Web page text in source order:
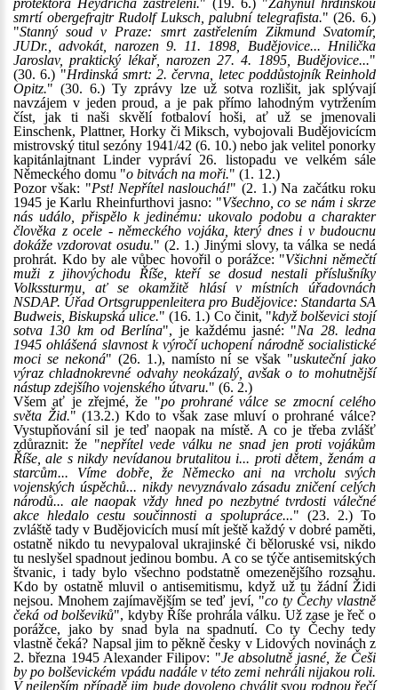
protektora Heydricha zastřeleni." (19. 6.) "Zahynul hrdinskou
smrtí obergefrajtr Rudolf Luksch, palubní telegrafista." (26. 6.)
"Stanný soud v Praze: smrt zastřelením Zikmund Svatomír,
JUDr., advokát, narozen 9. 11. 1898, Budějovice... Hnilička
Jaroslav, praktický lékař, narozen 27. 4. 1895, Budějovice..."
(30. 6.) "Hrdinská smrt: 2. června, letec poddůstojník Reinhold
Opitz." (30. 6.) Ty zprávy lze už sotva rozlišit, jak splývají
navzájem v jeden proud, a je pak přímo lahodným vytržením
číst, jak ti naši skvělí fotbaloví hoši, ať už se jmenovali
Einschenk, Plattner, Horky či Miksch, vybojovali Budějovicícm
mistrovský titul sezóny 1941/42 (6. 10.) nebo jak velitel ponorky
kapitánlajtnant Linder vypráví 26. listopadu ve velkém sále
Německého domu "o bitvách na moři." (1. 12.)
Pozor však: "Pst! Nepřítel naslouchá!" (2. 1.) Na začátku roku
1945 je Karlu Rheinfurthovi jasno: "Všechno, co se nám i skrze
nás událo, přispělo k jedinému: ukovalo podobu a charakter
člověka z ocele - německého vojáka, který dnes i v budoucnu
dokáže vzdorovat osudu." (2. 1.) Jinými slovy, ta válka se nedá
prohrát. Kdo by ale vůbec hovořil o porážce: "Všichni němečtí
muži z jihovýchodu Říše, kteří se dosud nestali příslušníky
Volkssturmu, ať se okamžitě hlásí v místních úřadovnách
NSDAP. Úřad Ortsgruppenleitera pro Budějovice: Standarta SA
Budweis, Biskupská ulice." (16. 1.) Co činit, "když bolševici stojí
sotva 130 km od Berlína", je každému jasné: "Na 28. ledna
1945 ohlášená slavnost k výročí uchopení národně socialistické
moci se nekoná" (26. 1.), namísto ní se však "uskuteční jako
výraz chladnokrevné odvahy neokázalý, avšak o to mohutnější
nástup zdejšího vojenského útvaru." (6. 2.)
Všem ať je zřejmé, že "po prohrané válce se zmocní celého
světa Žid." (13.2.) Kdo to však zase mluví o prohrané válce?
Vystupňování sil je teď naopak na místě. A co je třeba zvlášť
zdůraznit: že "nepřítel vede válku ne snad jen proti vojákům
Říše, ale s nikdy nevídanou brutalitou i... proti dětem, ženám a
starcům... Víme dobře, že Německo ani na vrcholu svých
vojenských úspěchů... nikdy nevyznávalo zásadu zničení celých
národů... ale naopak vždy hned po nezbytné tvrdosti válečné
akce hledalo cestu součinnosti a spolupráce..." (23. 2.) To
zvláště tady v Budějovicích musí mít ještě každý v dobré paměti,
ostatně nikdo tu nevypaloval ukrajinské či běloruské vsi, nikdo
tu neslyšel spadnout jedinou bombu. A co se týče antisemitských
štvanic, i tady bylo všechno podstatně omezenějšího rozsahu.
Kdo by ostatně mluvil o antisemitismu, když už tu žádní Židi
nejsou. Mnohem zajímavějším se teď jeví, "co ty Čechy vlastně
čeká od bolševiků", kdyby Říše prohrála válku. Už zase je řeč o
porážce, jako by snad byla na spadnutí. Co ty Čechy tedy
vlastně čeká? Napsal jim to pěkně česky v Lidových novinách z
2. března 1945 Alexander Filipov: "Je absolutně jasné, že Češi
by po bolševickém vpádu nadále v této zemi nehráli nijakou roli.
V nejlepším případě jim bude dovoleno chválit svou rodnou řečí